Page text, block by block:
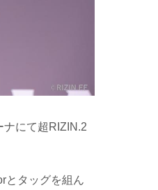
にて超RIZIN.2
とタッグを組ん